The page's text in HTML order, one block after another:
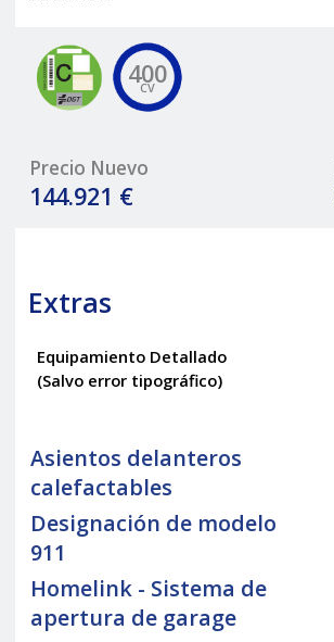
400
CV
Precio Nuevo
144.921 €
Extras
Equipamiento Detallado
(Salvo error tipográfico)
Asientos delanteros
calefactables
Designación de modelo
911
Homelink - Sistema de
apertura de garage